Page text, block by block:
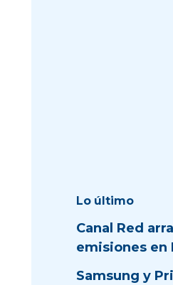
Lo último
Canal Red
emisiones en
Samsung y